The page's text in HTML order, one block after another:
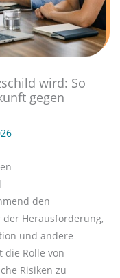
wird: So
gegen
den
Herausforderung,
und andere
die Rolle von
Risiken zu